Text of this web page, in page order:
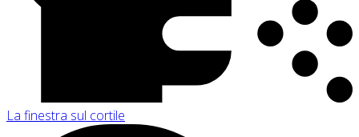
La finestra sul cortile